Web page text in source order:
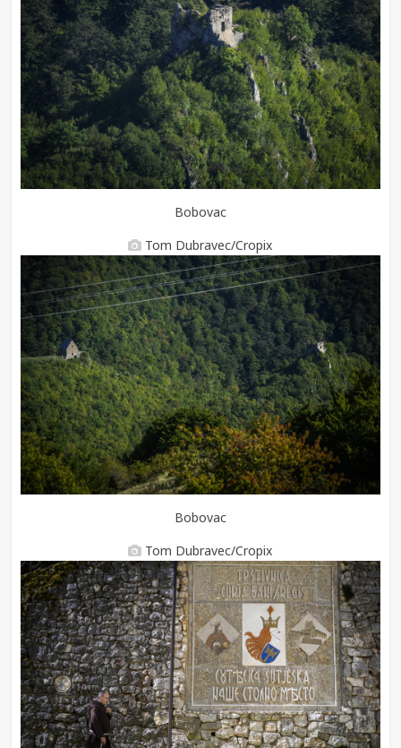
Bobovac
Tom Dubravec/Cropix
Bobovac
Tom Dubravec/Cropix